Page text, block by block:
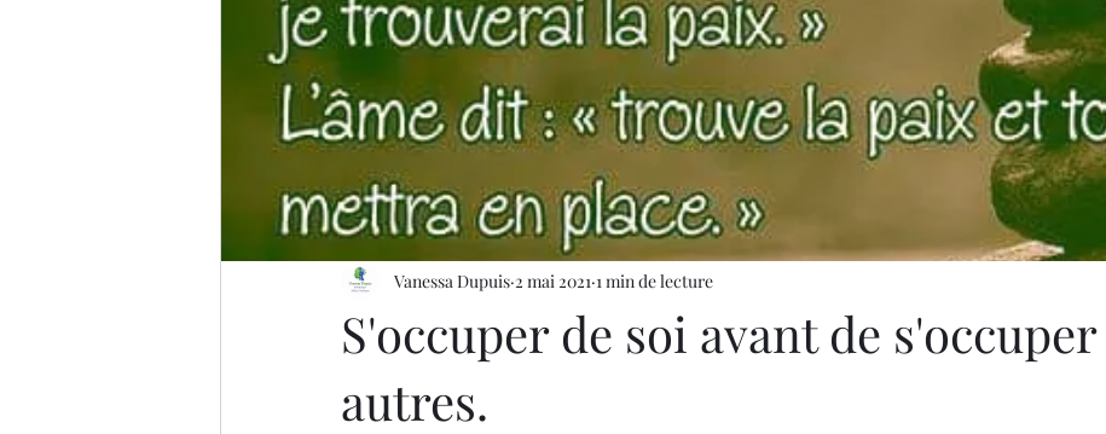
S'occuper de soi avant de s'occuper
autres.
Vanessa Dupuis 2 mai 2021 1 min de lecture